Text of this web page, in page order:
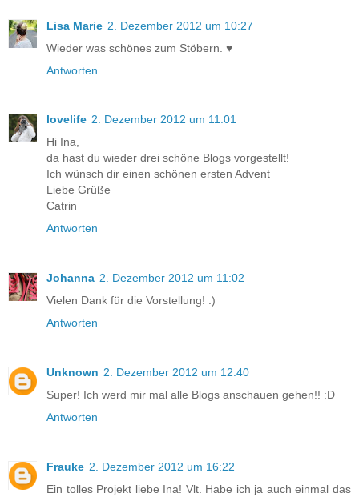
Lisa Marie 2. Dezember 2012 um 10:27
Wieder was schönes zum Stöbern. ♥
Antworten
lovelife 2. Dezember 2012 um 11:01
Hi Ina,
da hast du wieder drei schöne Blogs vorgestellt!
Ich wünsch dir einen schönen ersten Advent
Liebe Grüße
Catrin
Antworten
Johanna 2. Dezember 2012 um 11:02
Vielen Dank für die Vorstellung! :)
Antworten
Unknown 2. Dezember 2012 um 12:40
Super! Ich werd mir mal alle Blogs anschauen gehen!! :D
Antworten
Frauke 2. Dezember 2012 um 16:22
Ein tolles Projekt liebe Ina! Vlt. Habe ich ja auch einmal das